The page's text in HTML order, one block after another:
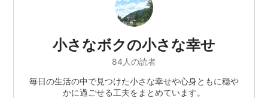
小さなボクの小さな幸せ
84人の読者
毎日の生活の中で見つけた小さな幸せや心身ともに穏や
かに過ごせる工夫をまとめています。